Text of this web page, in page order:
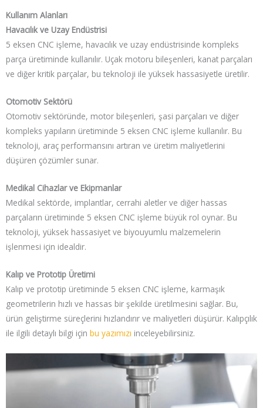
Kullanım Alanları
Havacılık ve Uzay Endüstrisi
5 eksen CNC işleme, havacılık ve uzay endüstrisinde kompleks
parça üretiminde kullanılır. Uçak motoru bileşenleri, kanat parçaları
ve diğer kritik parçalar, bu teknoloji ile yüksek hassasiyetle üretilir.
Otomotiv Sektörü
Otomotiv sektöründe, motor bileşenleri, şasi parçaları ve diğer
kompleks yapıların üretiminde 5 eksen CNC işleme kullanılır. Bu
teknoloji, araç performansını artıran ve üretim maliyetlerini
düşüren çözümler sunar.
Medikal Cihazlar ve Ekipmanlar
Medikal sektörde, implantlar, cerrahi aletler ve diğer hassas
parçaların üretiminde 5 eksen CNC işleme büyük rol oynar. Bu
teknoloji, yüksek hassasiyet ve biyouyumlu malzemelerin
işlenmesi için idealdir.
Kalıp ve Prototip Üretimi
Kalıp ve prototip üretiminde 5 eksen CNC işleme, karmaşık
geometrilerin hızlı ve hassas bir şekilde üretilmesini sağlar. Bu,
ürün geliştirme süreçlerini hızlandırır ve maliyetleri düşürür. Kalıpçılık
ile ilgili detaylı bilgi için bu yazımızı inceleyebilirsiniz.